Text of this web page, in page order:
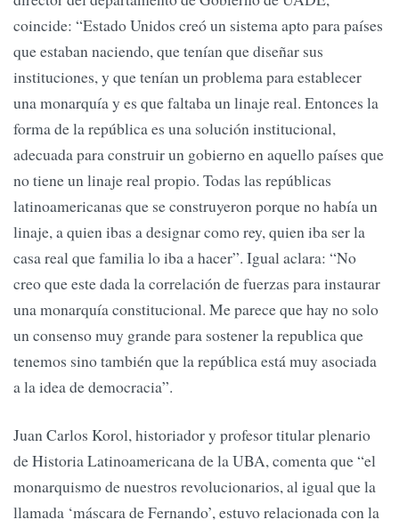
coincide: “Estado Unidos creó un sistema apto para países
que estaban naciendo, que tenían que diseñar sus
instituciones, y que tenían un problema para establecer
una monarquía y es que faltaba un linaje real. Entonces la
forma de la república es una solución institucional,
adecuada para construir un gobierno en aquello países que
no tiene un linaje real propio. Todas las repúblicas
latinoamericanas que se construyeron porque no había un
linaje, a quien ibas a designar como rey, quien iba ser la
casa real que familia lo iba a hacer”. Igual aclara: “No
creo que este dada la correlación de fuerzas para instaurar
una monarquía constitucional. Me parece que hay no solo
un consenso muy grande para sostener la republica que
tenemos sino también que la república está muy asociada
a la idea de democracia”.
Juan Carlos Korol, historiador y profesor titular plenario
de Historia Latinoamericana de la UBA, comenta que “el
monarquismo de nuestros revolucionarios, al igual que la
llamada ‘máscara de Fernando’, estuvo relacionada con la